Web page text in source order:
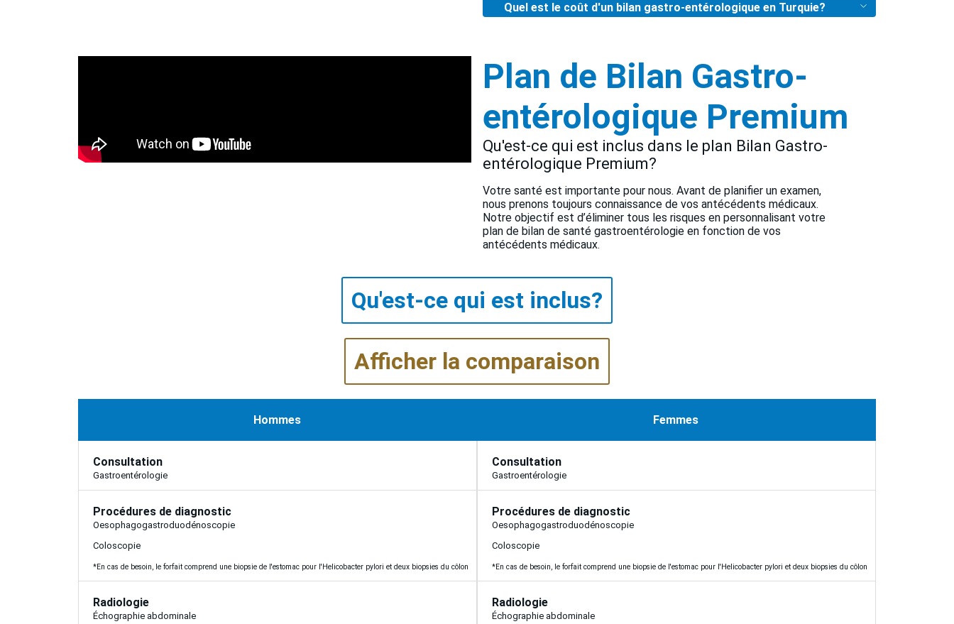
Quel est le coût d'un bilan gastro-entérologique en Turquie?
Plan de Bilan Gastro-
entérologique Premium
Qu'est-ce qui est inclus dans le plan Bilan Gastro-
entérologique Premium?
Votre santé est importante pour nous. Avant de planifier un examen,
nous prenons toujours connaissance de vos antécédents médicaux.
Notre objectif est d’éliminer tous les risques en personnalisant votre
plan de bilan de santé gastroentérologie en fonction de vos
antécédents médicaux.
Qu'est-ce qui est inclus?
Afficher la comparaison
Hommes
Consultation
Gastroentérologie
Procédures de diagnostic
Oesophagogastroduodénoscopie
Coloscopie
*En cas de besoin, le forfait comprend une biopsie de l'estomac pour l'Helicobacter pylori et deux biopsies du côlon
Radiologie
Échographie abdominale
Femmes
Consultation
Gastroentérologie
Procédures de diagnostic
Oesophagogastroduodénoscopie
Coloscopie
*En cas de besoin, le forfait comprend une biopsie de l'estomac pour l'Helicobacter pylori et deux biopsies du côlon
Radiologie
Échographie abdominale